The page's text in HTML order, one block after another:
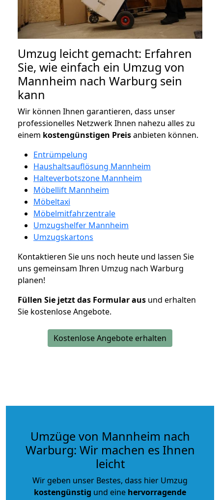
Umzug leicht gemacht: Erfahren
Sie, wie einfach ein Umzug von
Mannheim nach Warburg sein
kann
Wir können Ihnen garantieren, dass unser
professionelles Netzwerk Ihnen nahezu alles zu
einem kostengünstigen Preisanbieten können.
Entrümpelung
Haushaltsauflösung Mannheim
Halteverbotszone Mannheim
Möbellift Mannheim
Möbeltaxi
Möbelmitfahrzentrale
Umzugshelfer Mannheim
Umzugskartons
Kontaktieren Sie uns noch heute und lassen Sie
uns gemeinsam Ihren Umzug nach Warburg
planen!
Füllen Sie jetzt das Formular aus und erhalten
Sie kostenlose Angebote.
Kostenlose Angebote erhalten
Umzüge von Mannheim nach
Warburg: Wir machen es Ihnen
leicht
Wir geben unser Bestes, dass hier Umzug
kostengünstig und eine hervorragende